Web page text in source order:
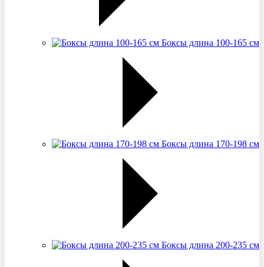
Боксы длина 100-165 см
Боксы длина 170-198 см
Боксы длина 200-235 см